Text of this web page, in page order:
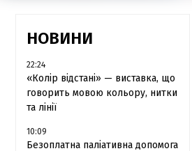
НОВИНИ
22:24
«Колір відстані» — виставка, що
говорить мовою кольору, нитки
та лінії
10:09
Безоплатна паліативна допомога